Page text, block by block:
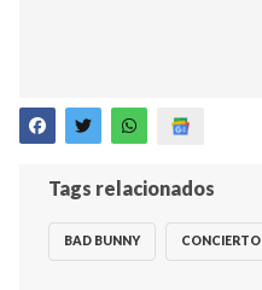
Tags relacionados
BAD BUNNY CONCIERTO